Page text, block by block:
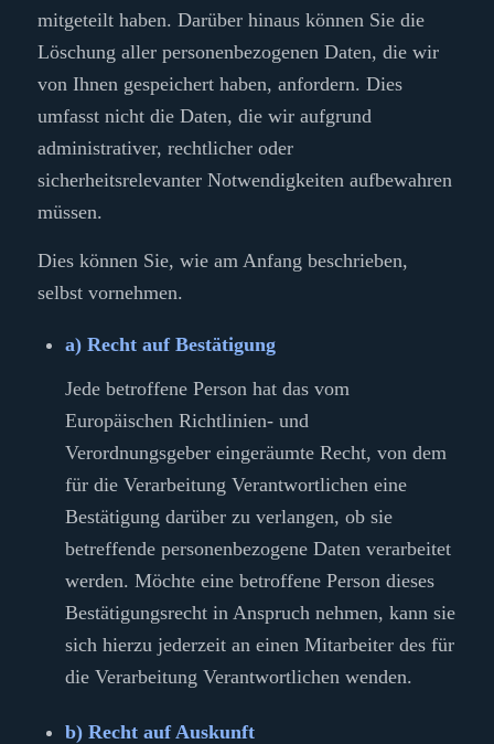
mitgeteilt haben. Darüber hinaus können Sie die
Löschung aller personenbezogenen Daten, die wir
von Ihnen gespeichert haben, anfordern. Dies
umfasst nicht die Daten, die wir aufgrund
administrativer, rechtlicher oder
sicherheitsrelevanter Notwendigkeiten aufbewahren
müssen.
Dies können Sie, wie am Anfang beschrieben,
selbst vornehmen.
a) Recht auf Bestätigung
Jede betroffene Person hat das vom
Europäischen Richtlinien- und
Verordnungsgeber eingeräumte Recht, von dem
für die Verarbeitung Verantwortlichen eine
Bestätigung darüber zu verlangen, ob sie
betreffende personenbezogene Daten verarbeitet
werden. Möchte eine betroffene Person dieses
Bestätigungsrecht in Anspruch nehmen, kann sie
sich hierzu jederzeit an einen Mitarbeiter des für
die Verarbeitung Verantwortlichen wenden.
b) Recht auf Auskunft